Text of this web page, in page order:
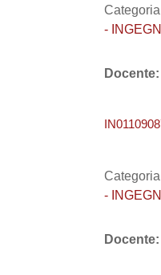
Categoria
-
Docente:
Categoria
-
Docente: